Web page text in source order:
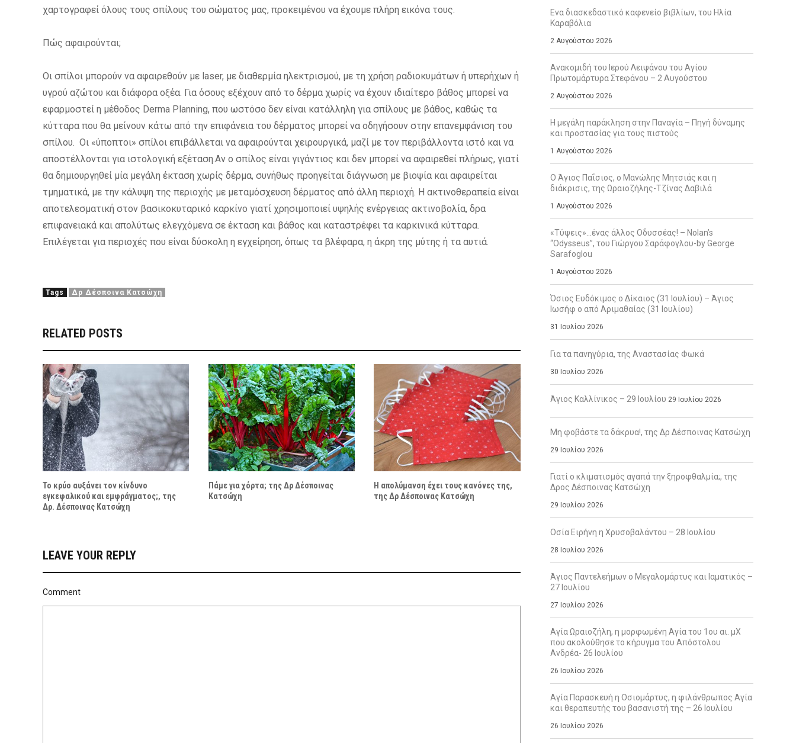
χαρτογραφεί όλους τους σπίλους του σώματος μας, προκειμένου να έχουμε πλήρη εικόνα τους.
Πώς αφαιρούνται;
Οι σπίλοι μπορούν να αφαιρεθούν με laser, με διαθερμία ηλεκτρισμού, με τη χρήση ραδιοκυμάτων ή υπερήχων ή
υγρού αζώτου και διάφορα οξέα. Για όσους εξέχουν από το δέρμα χωρίς να έχουν ιδιαίτερο βάθος μπορεί να
εφαρμοστεί η μέθοδος Derma Planning, που ωστόσο δεν είναι κατάλληλη για σπίλους με βάθος, καθώς τα
κύτταρα που θα μείνουν κάτω από την επιφάνεια του δέρματος μπορεί να οδηγήσουν στην επανεμφάνιση του
σπίλου. Οι «ύποπτοι» σπίλοι επιβάλλεται να αφαιρούνται χειρουργικά, μαζί με τον περιβάλλοντα ιστό και να
αποστέλλονται για ιστολογική εξέταση.Αν ο σπίλος είναι γιγάντιος και δεν μπορεί να αφαιρεθεί πλήρως, γιατί
θα δημιουργηθεί μία μεγάλη έκταση χωρίς δέρμα, συνήθως προηγείται διάγνωση με βιοψία και αφαιρείται
τμηματικά, με την κάλυψη της περιοχής με μεταμόσχευση δέρματος από άλλη περιοχή. Η ακτινοθεραπεία είναι
αποτελεσματική στον βασικοκυταρικό καρκίνο γιατί χρησιμοποιεί υψηλής ενέργειας ακτινοβολία, δρα
επιφανειακά και απολύτως ελεγχόμενα σε έκταση και βάθος και καταστρέφει τα καρκινικά κύτταρα.
Επιλέγεται για περιοχές που είναι δύσκολη η εγχείρηση, όπως τα βλέφαρα, η άκρη της μύτης ή τα αυτιά.
Tags Δρ Δέσποινα Κατσώχη
RELATED POSTS
Το κρύο αυξάνει τον κίνδυνο
εγκεφαλικού και εμφράγματος;, της
Δρ. Δέσποινας Κατσώχη
Πάμε για χόρτα; της Δρ Δέσποινας
Κατσώχη
Η απολύμανση έχει τους κανόνες της,
της Δρ Δέσποινας Κατσώχη
LEAVE YOUR REPLY
Comment
Ενα διασκεδαστικό καφενείο βιβλίων, του Ηλία
Καραβόλια
2 Αυγούστου 2026
Ανακομιδή του Ιερού Λειψάνου του Αγίου
Πρωτομάρτυρα Στεφάνου – 2 Αυγούστου
2 Αυγούστου 2026
Η μεγάλη παράκληση στην Παναγία – Πηγή δύναμης
και προστασίας για τους πιστούς
1 Αυγούστου 2026
Ο Άγιος Παΐσιος, ο Μανώλης Μητσιάς και η
διάκρισις, της Ωραιοζήλης-Τζίνας Δαβιλά
1 Αυγούστου 2026
«Τύψεις»…ένας άλλος Οδυσσέας! – Nolan’s
“Odysseus”, του Γιώργου Σαράφογλου-by George
Sarafoglou
1 Αυγούστου 2026
Όσιος Ευδόκιμος ο Δίκαιος (31 Ιουλίου) – Άγιος
Ιωσήφ ο από Αριμαθαίας (31 Ιουλίου)
31 Ιουλίου 2026
Για τα πανηγύρια, της Αναστασίας Φωκά
30 Ιουλίου 2026
Άγιος Καλλίνικος – 29 Ιουλίου 29 Ιουλίου 2026
Μη φοβάστε τα δάκρυα!, της Δρ Δέσποινας Κατσώχη
29 Ιουλίου 2026
Γιατί ο κλιματισμός αγαπά την ξηροφθαλμία;, της
Δρος Δέσποινας Κατσώχη
29 Ιουλίου 2026
Οσία Ειρήνη η Χρυσοβαλάντου – 28 Ιουλίου
28 Ιουλίου 2026
Άγιος Παντελεήμων ο Μεγαλομάρτυς και Ιαματικός –
27 Ιουλίου
27 Ιουλίου 2026
Αγία Ωραιοζήλη, η μορφωμένη Αγία του 1ου αι. μΧ
που ακολούθησε το κήρυγμα του Απόστολου
Ανδρέα- 26 Ιουλίου
26 Ιουλίου 2026
Αγία Παρασκευή η Οσιομάρτυς, η φιλάνθρωπος Αγία
και θεραπευτής του βασανιστή της – 26 Ιουλίου
26 Ιουλίου 2026